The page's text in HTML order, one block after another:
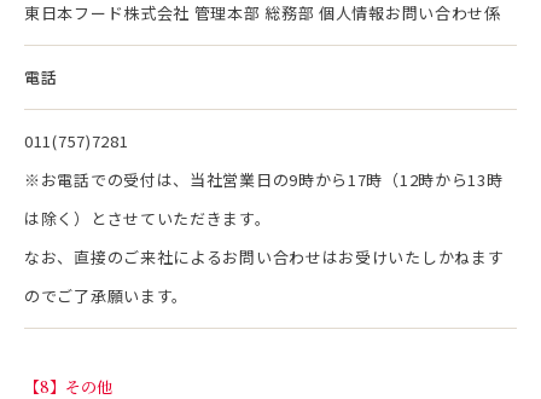
東日本フード株式会社 管理本部 総務部 個人情報お問い合わせ係
電話
011(757)7281
※お電話での受付は、当社営業日の9時から17時（12時から13時
は除く）とさせていただきます。
なお、直接のご来社によるお問い合わせはお受けいたしかねます
のでご了承願います。
その他